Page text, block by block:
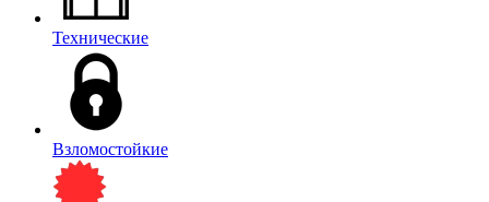
Технические
Взломостойкие